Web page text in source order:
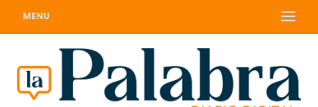
MENU